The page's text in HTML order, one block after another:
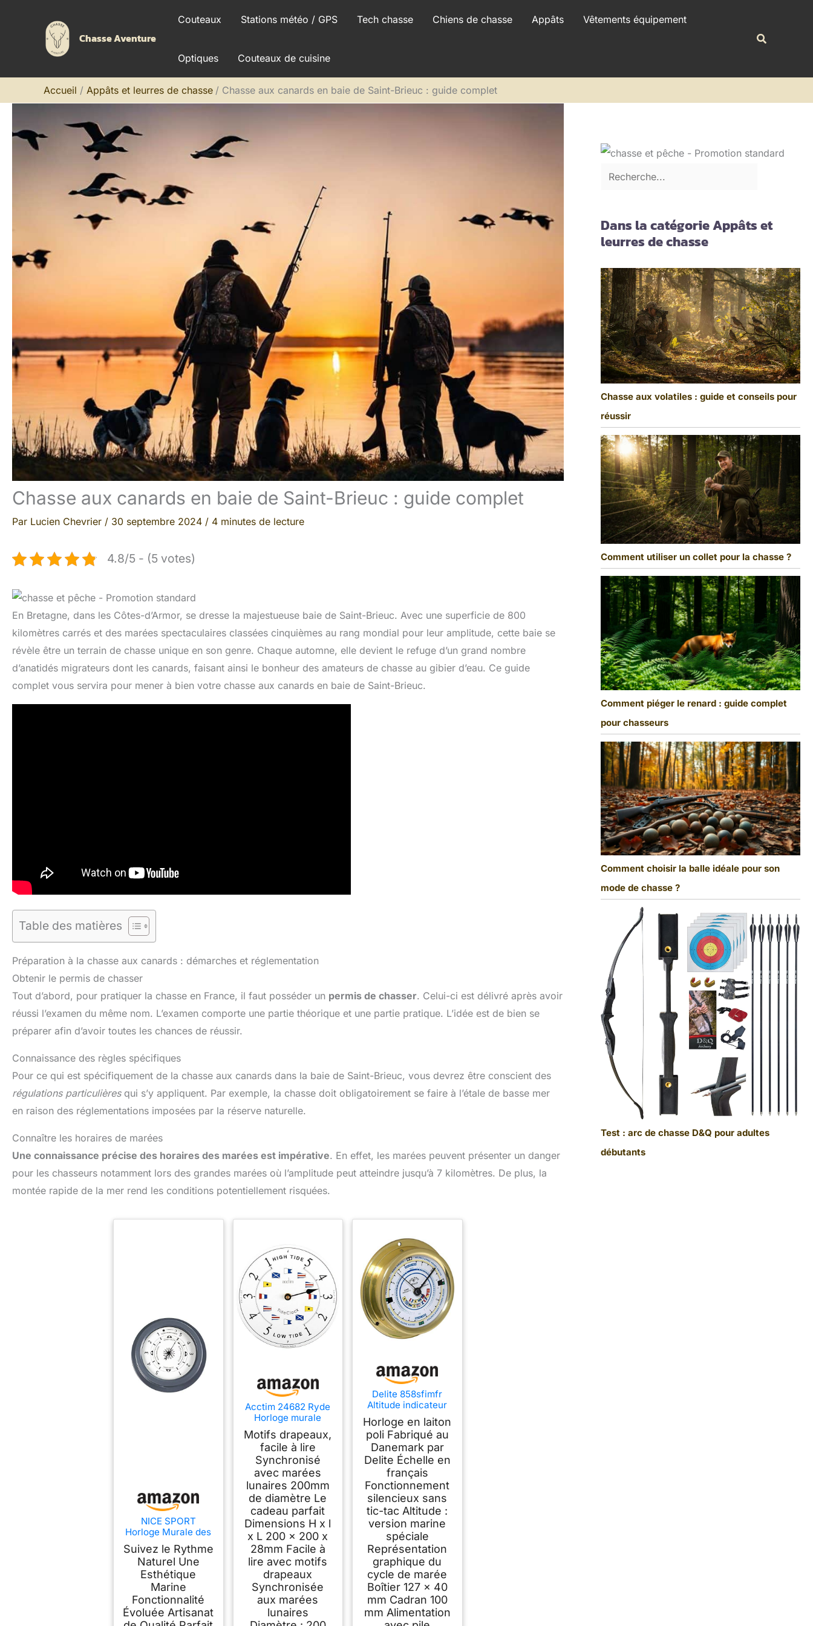
Chasse Aventure
Couteaux Stations météo / GPS Tech chasse Chiens de chasse Appâts Vêtements équipement
Optiques Couteaux de cuisine
Accueil Appâts et leurres de chasse Chasse aux canards en baie de Saint-Brieuc : guide complet
Chasse aux canards en baie de Saint-Brieuc : guide complet
Par Lucien Chevrier / 30 septembre 2024 / 4 minutes de lecture
4.8/5 - (5 votes)
En Bretagne, dans les Côtes-d’Armor, se dresse la majestueuse baie de Saint-Brieuc. Avec une superficie de 800
kilomètres carrés et des marées spectaculaires classées cinquièmes au rang mondial pour leur amplitude, cette baie se
révèle être un terrain de chasse unique en son genre. Chaque automne, elle devient le refuge d’un grand nombre
d’anatidés migrateurs dont les canards, faisant ainsi le bonheur des amateurs de chasse au gibier d’eau. Ce guide
complet vous servira pour mener à bien votre chasse aux canards en baie de Saint-Brieuc.
Table des matières
Préparation à la chasse aux canards : démarches et réglementation
Obtenir le permis de chasser
Tout d’abord, pour pratiquer la chasse en France, il faut posséder un permis de chasser. Celui-ci est délivré après avoir
réussi l’examen du même nom. L’examen comporte une partie théorique et une partie pratique. L’idée est de bien se
préparer afin d’avoir toutes les chances de réussir.
Connaissance des règles spécifiques
Pour ce qui est spécifiquement de la chasse aux canards dans la baie de Saint-Brieuc, vous devrez être conscient des
régulations particulièresqui s’y appliquent. Par exemple, la chasse doit obligatoirement se faire à l’étale de basse mer
en raison des réglementations imposées par la réserve naturelle.
Connaître les horaires de marées
Une connaissance précise des horaires des marées est impérative. En effet, les marées peuvent présenter un danger
pour les chasseurs notamment lors des grandes marées où l’amplitude peut atteindre jusqu’à 7 kilomètres. De plus, la
montée rapide de la mer rend les conditions potentiellement risquées.
NICE SPORT
Horloge Murale des
marées
Suivez le Rythme
Naturel Une
Esthétique
Marine
Fonctionnalité
Évoluée Artisanat
Acctim 24682 Ryde
Horloge murale
(Blanc)
Motifs drapeaux,
facile à lire
Synchronisé
avec marées
lunaires 200mm
de diamètre Le
cadeau parfait
Dimensions H x l
x L 200 x 200 x
28mm Facile à
lire avec motifs
drapeaux
Synchronisée
aux marées
lunaires
Delite 858sfimfr
Altitude indicateur
de marée Drapeau
de signalisation
Echelle Française L
x H 125 mm x H 40
mm
Horloge en laiton
poli Fabriqué au
Danemark par
Delite Échelle en
français
Fonctionnement
silencieux sans
tic-tac Altitude :
version marine
spéciale
Représentation
graphique du
cycle de marée
Boîtier 127 x 40
mm Cadran 100
mm Alimentation
r
h
Dans la catégorie Appâts et
leurres de chasse
Chasse aux volatiles : guide et conseils pour
réussir
Comment utiliser un collet pour la chasse ?
Comment piéger le renard : guide complet
pour chasseurs
Comment choisir la balle idéale pour son
mode de chasse ?
Test : arc de chasse D&Q pour adultes
débutants